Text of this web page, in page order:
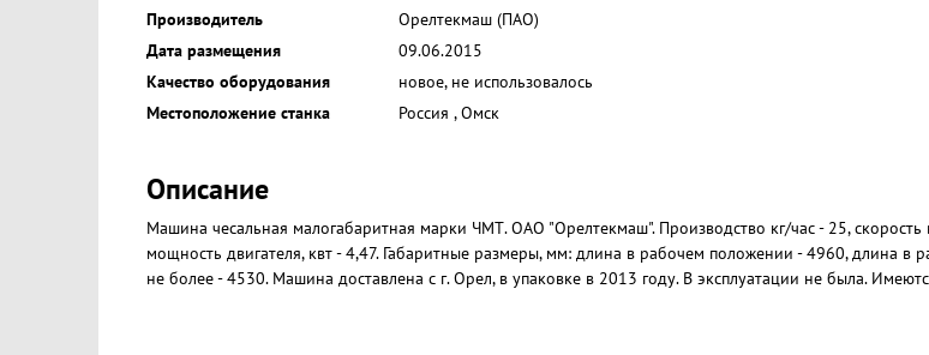
Производитель
Орелтекмаш (ПАО)
Дата размещения
09.06.2015
Качество оборудования
новое, не использовалось
Местоположение станка
Россия ,Омск
Описание
Машина чесальная малогабаритная марки ЧМТ. ОАО "Орелтекмаш". Производство кг/час - 25,
мощность двигателя, квт - 4,47. Габаритные размеры, мм: длина в рабочем положении - 4960, длина в
не более - 4530. Машина доставлена с г. Орел, в упаковке в 2013 году. В эксплуатации не была.